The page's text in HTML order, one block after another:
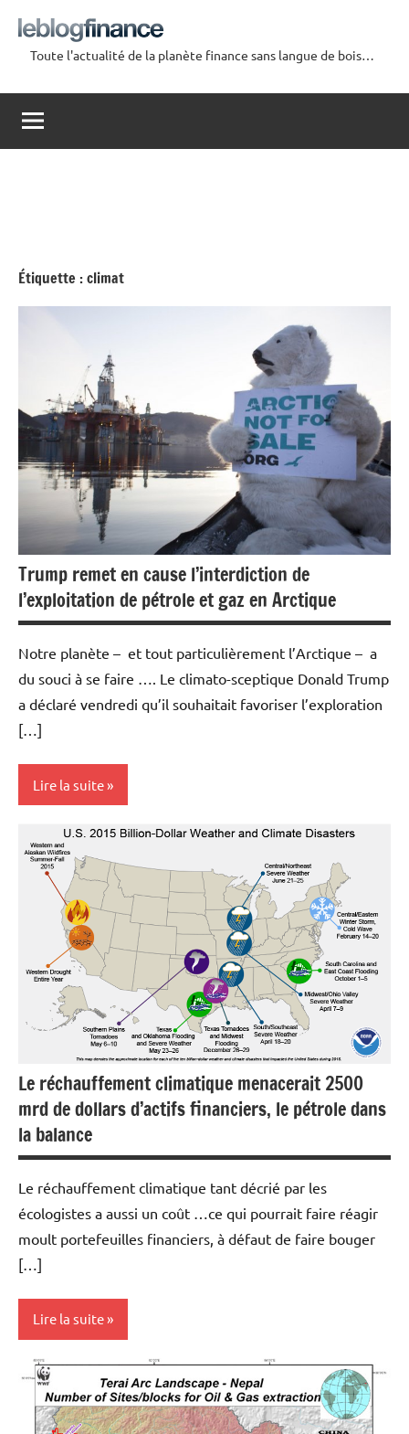
contenu
Blog
Finance
Toute l'actualité de la planète finance sans langue de bois…
Étiquette :climat
Trump remet en cause l’interdiction de
l’exploitation de pétrole et gaz en Arctique
Notre planète – et tout particulièrement l’Arctique – a
du souci à se faire …. Le climato-sceptique Donald Trump
a déclaré vendredi qu’il souhaitait favoriser l’exploration
[…]
Lire la suite
Actualités
Ecologie
Economie
Energies
Matières
premières
Le réchauffement climatique menacerait 2500
mrd de dollars d’actifs financiers, le pétrole dans
la balance
Le réchauffement climatique tant décrié par les
écologistes a aussi un coût …ce qui pourrait faire réagir
moult portefeuilles financiers, à défaut de faire bouger
[…]
Lire la suite
Actualités
Agriculture